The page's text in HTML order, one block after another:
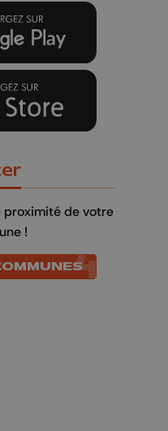
proximité de votre
!